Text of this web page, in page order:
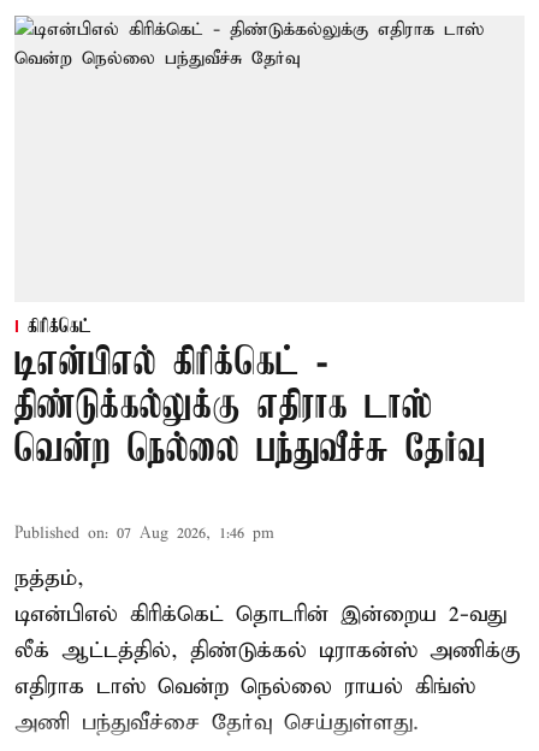
கிரிக்கெட்
டிஎன்பிஎல் கிரிக்கெட் -
திண்டுக்கல்லுக்கு எதிராக டாஸ்
வென்ற நெல்லை பந்துவீச்சு தேர்வு
Published on: 07 Aug 2026, 1:46 pm
நத்தம்,
டிஎன்பிஎல் கிரிக்கெட் தொடரின் இன்றைய 2-வது
லீக் ஆட்டத்தில், திண்டுக்கல் டிராகன்ஸ் அணிக்கு
எதிராக டாஸ் வென்ற நெல்லை ராயல் கிங்ஸ்
அணி பந்துவீச்சை தேர்வு செய்துள்ளது.